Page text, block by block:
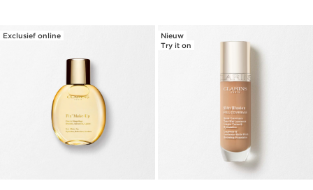
Exclusief online
Nieuw
Try it on